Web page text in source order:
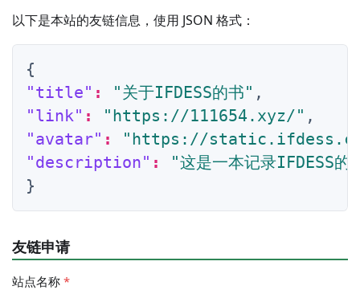
以下是本站的友链信息，使用 JSON 格式：
{
"title" : "关于IFDESS的书" ,
"link" : "https://111654.xyz/" ,
"avatar" :
"https://
"description" :
"这是一本记录IFDESS的
}
友链申请
站点名称*